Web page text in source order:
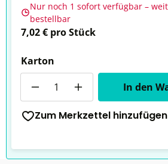
Nur noch 1 sofort verfügbar –
bestellbar
7,02 € pro Stück
Karton
In den
Zum Merkzettel hinzufügen